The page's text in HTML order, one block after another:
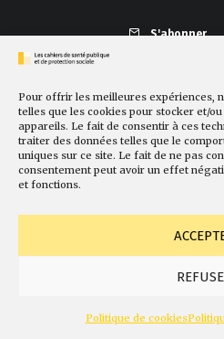
Pour offrir les meilleures expériences,
telles que les cookies pour stocker et/
appareils. Le fait de consentir à ces
traiter des données telles que le
uniques sur ce site. Le fait de ne pas
consentement peut avoir un effet
et fonctions.
Politique de cookies
S'abonner
Présentation Comité de
Newsletter Politique de